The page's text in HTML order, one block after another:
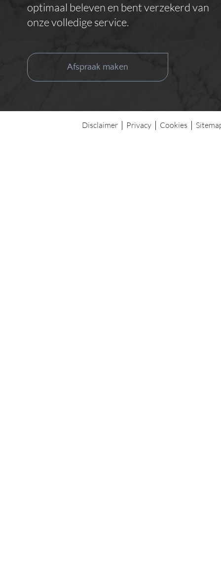
optimaal beleven en bent verzekerd van
onze volledige service.
Afspraak maken
Disclaimer Privacy Cookies